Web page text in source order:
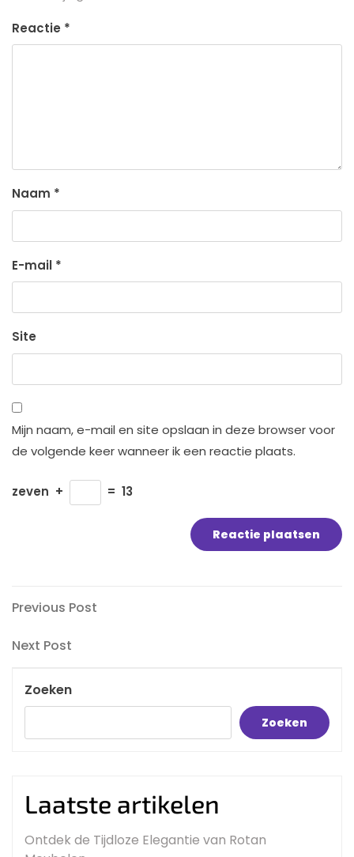
Reactie *
Naam *
E-mail *
Site
Mijn naam, e-mail en site opslaan in deze browser voor
de volgende keer wanneer ik een reactie plaats.
zeven + = 13
Bericht
navigatie
Previous
Previous Post
Next
Next Post
Zoeken
Zoeken
Laatste artikelen
Ontdek de Tijdloze Elegantie van Rotan